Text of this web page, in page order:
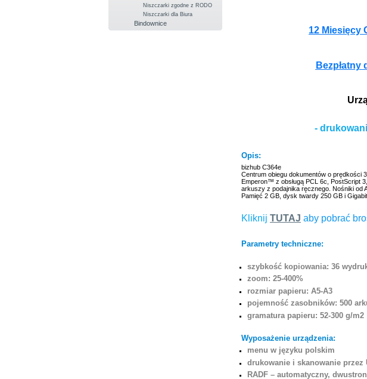
Niszczarki zgodne z RODO
Niszczarki dla Biura
Bindownice
12 Miesięcy
Bezpłatny
-
Opis:
bizhub C364e
Centrum obiegu dokumentów o prędkości
Emperon™ z obsługą PCL 6c, PostScript
arkuszy z podajnika ręcznego. Nośniki od
Pamięć 2 GB, dysk twardy 250 GB i
Kliknij TUTAJ aby pobrać
Parametry techniczne:
szybkość kopiowania: 36
zoom: 25-400%
rozmiar papieru: A5-A3
pojemność zasobników: 500
gramatura papieru: 52-300 g/m2
Wyposażenie urządzenia:
menu w języku polskim
drukowanie i skanowanie przez
RADF – automatyczny,